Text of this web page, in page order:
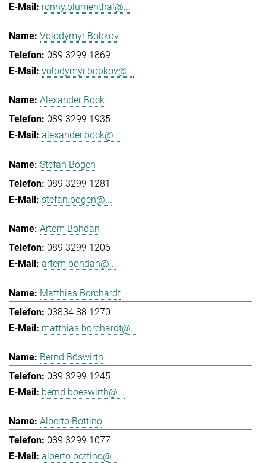
ronny.blumenthal@...
Volodymyr Bobkov
089 3299 1869
volodymyr.bobkov@...
Alexander Bock
089 3299 1935
alexander.bock@...
Stefan Bogen
089 3299 1281
stefan.bogen@...
Artem Bohdan
089 3299 1206
artem.bohdan@...
Matthias Borchardt
03834 88 1270
matthias.borchardt@...
Bernd Böswirth
089 3299 1245
bernd.boeswirth@...
Alberto Bottino
089 3299 1077
alberto.bottino@...